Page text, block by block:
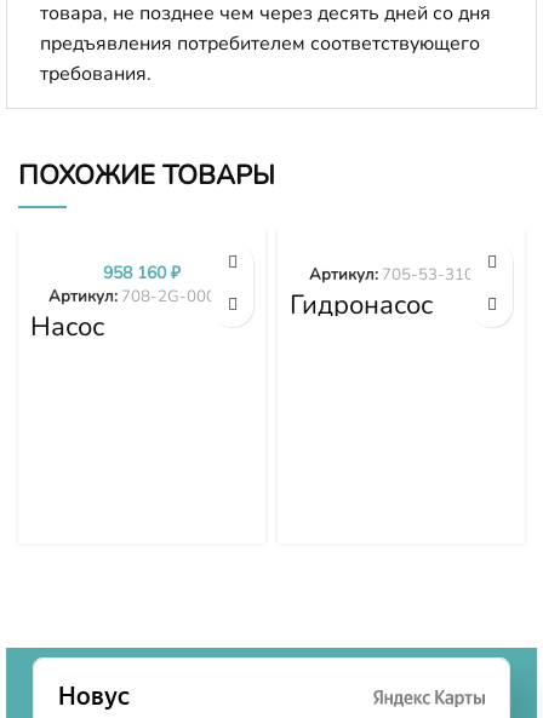
товара, не позднее чем через десять дней со дня
предъявления потребителем соответствующего
требования.
ПОХОЖИЕ ТОВАРЫ
Насос
гидравлики
Артикул: 708-2G-00024
958 160₽
Гидронасос
Komatsu WA600-
Артикул: 705-53-31020